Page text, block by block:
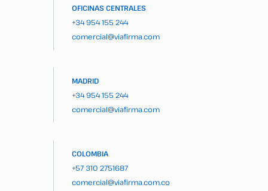
OFICINAS CENTRALES
+34 954 155 244
comercial@viafirma.com
MADRID
+34 954 155 244
comercial@viafirma.com
COLOMBIA
+57 310 2751687
comercial@viafirma.com.co